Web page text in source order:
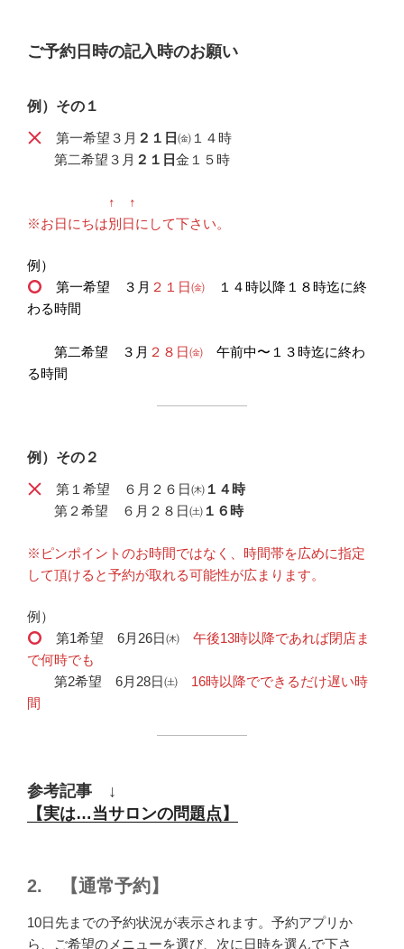
ご予約日時の記入時のお願い
例）その１
第一希望３月 ２１日㈮１４時
第二希望３月 ２１日金１５時
↑ ↑
※お日にちは別日にして下さい。
例）
第一希望 ３月 ２１日㈮ １４時以降１８時迄に終
わる時間
第二希望 ３月 ２８日㈮ 午前中〜１３時迄に終わ
る時間
例）その２
第１希望 ６月２６日㈭ １４時
第２希望 ６月２８日㈯ １６時
※ピンポイントのお時間ではなく、時間帯を広めに指定
して頂けると予約が取れる可能性が広まります。
例）
第1希望 6月26日㈭午後13時以降であれば閉店ま
で何時でも
第2希望 6月28日㈯ 16時以降でできるだけ遅い時
間
参考記事 ↓
【実は…当サロンの問題点】
2. 【通常予約】
10日先までの予約状況が表示されます。予約アプリか
ら、ご希望のメニューを選び、次に日時を選んで下さ